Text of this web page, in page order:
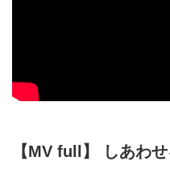
【MV full】 しあわ